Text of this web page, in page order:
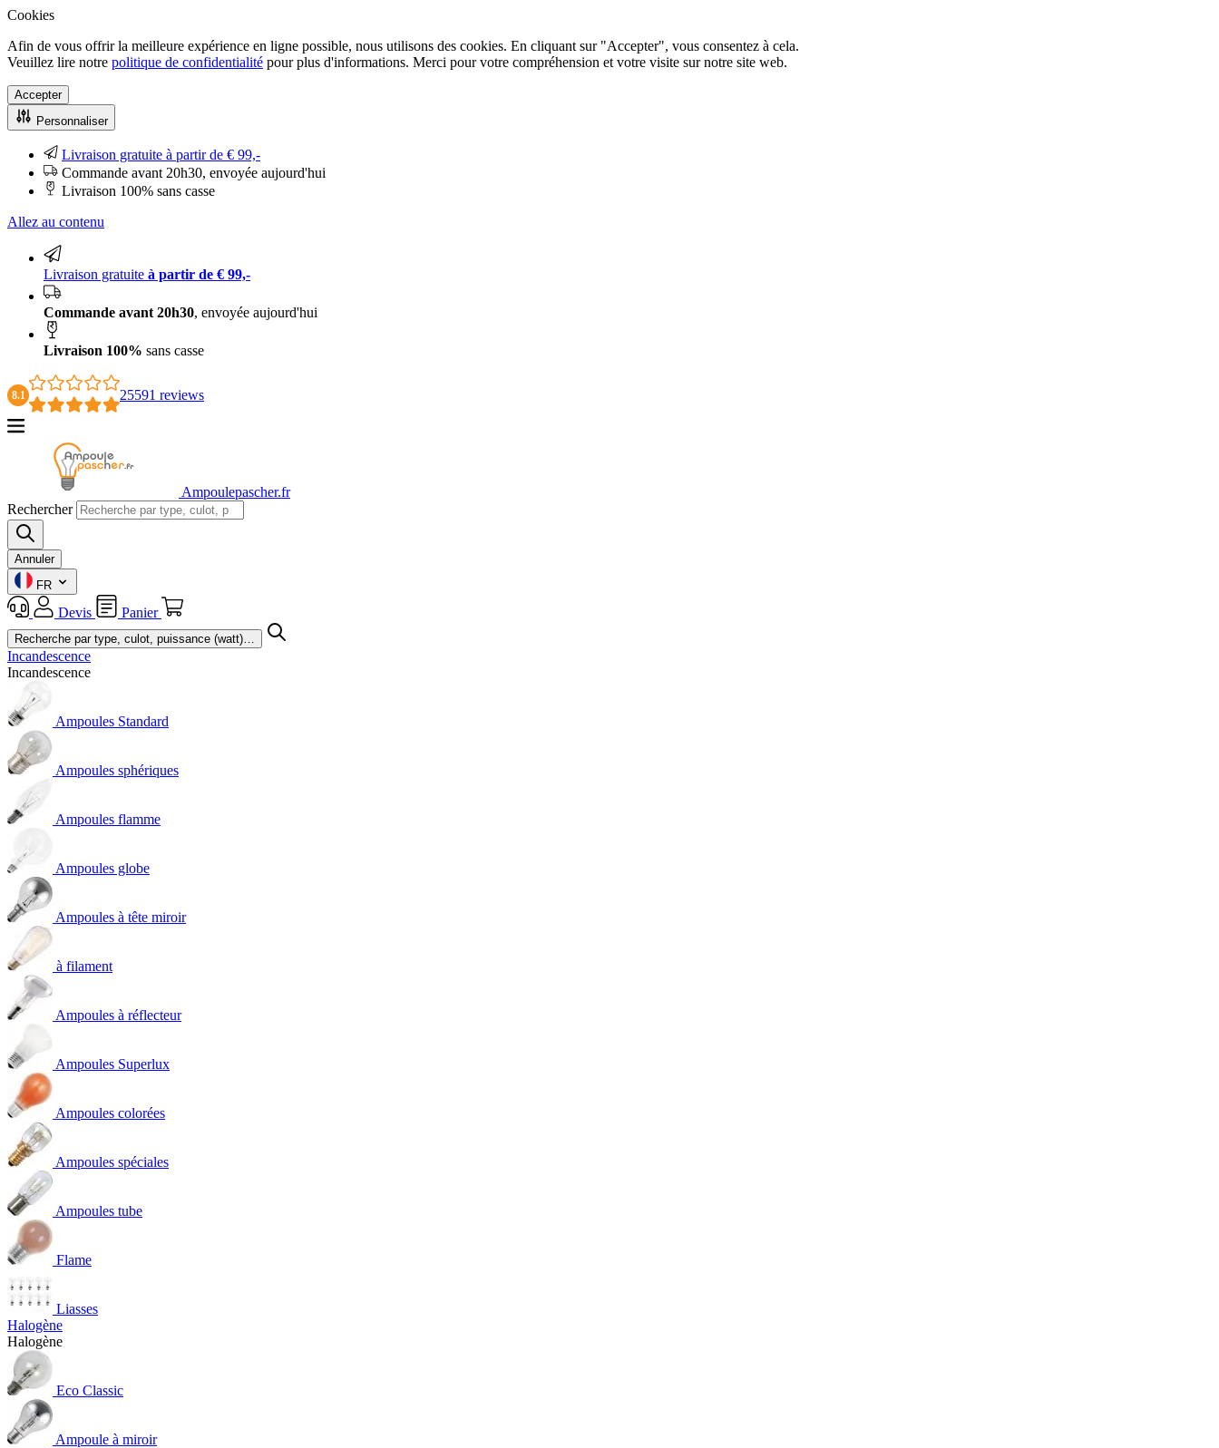
Cookies
Afin de vous offrir la meilleure expérience en ligne possible, nous utilisons des cookies. En cliquant sur "Accepter", vous consentez à cela.
Veuillez lire notre politique de confidentialité pour plus d'informations. Merci pour votre compréhension et votre visite sur notre site web.
Accepter
Personnaliser
Livraison gratuite à partir de € 99,-
Commande avant 20h30, envoyée aujourd'hui
Livraison 100% sans casse
Allez au contenu
Livraison gratuite à partir de € 99,-
Commande avant 20h30, envoyée aujourd'hui
Livraison 100% sans casse
8.1 25591 reviews
Ampoulepascher.fr
Rechercher
Annuler
FR
Devis Panier
Incandescence
Incandescence
Ampoules Standard
Ampoules sphériques
Ampoules flamme
Ampoules globe
Ampoules à tête miroir
à filament
Ampoules à réflecteur
Ampoules Superlux
Ampoules colorées
Ampoules spéciales
Ampoules tube
Flame
Liasses
Halogène
Halogène
Eco Classic
Ampoule à miroir